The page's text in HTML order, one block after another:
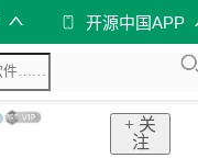
开源中国APP
+ 关
注